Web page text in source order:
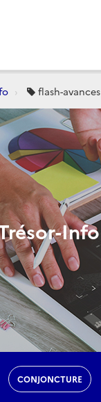
flash-avances
Info
CONJONCTURE